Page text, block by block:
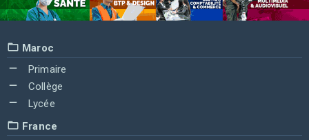
Maroc
Primaire
Collège
Lycée
France